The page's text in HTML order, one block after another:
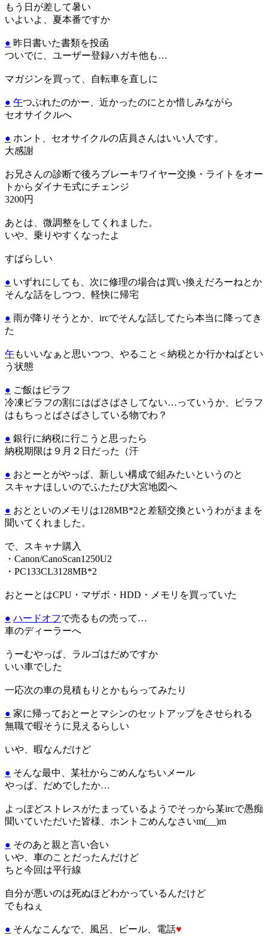
もう日が差して暑い
いよいよ、夏本番ですか
● 昨日書いた書類を投函
ついでに、ユーザー登録ハガキ他も…
マガジンを買って、自転車を直しに
● 午つぶれたのかー、近かったのにとか惜しみながら
セオサイクルへ
● ホント、セオサイクルの店員さんはいい人です。
大感謝
お兄さんの診断で後ろブレーキワイヤー交換・ライトをオー
トからダイナモ式にチェンジ
3200円
あとは、微調整をしてくれました。
いや、乗りやすくなったよ
すばらしい
● いずれにしても、次に修理の場合は買い換えだろーねとか
そんな話をしつつ、軽快に帰宅
● 雨が降りそうとか、ircでそんな話してたら本当に降ってき
た
午もいいなぁと思いつつ、やること＜納税とか行かねばとい
う状態
● ご飯はピラフ
冷凍ピラフの割にはぱさぱさしてない…っていうか、ピラフ
はもちっとぱさぱさしている物でわ？
● 銀行に納税に行こうと思ったら
納税期限は９月２日だった（汗
● おとーとがやっぱ、新しい構成で組みたいというのと
スキャナほしいのでふたたび大宮地図へ
● おとといのメモリは128MB*2と差額交換というわがままを
聞いてくれました。
で、スキャナ購入
・Canon/CanoScan1250U2
・PC133CL3128MB*2
おとーとはCPU・マザボ・HDD・メモリを買っていた
● ハードオフで売るもの売って…
車のディーラーへ
うーむやっぱ、ラルゴはだめですか
いい車でした
一応次の車の見積もりとかもらってみたり
● 家に帰っておとーとマシンのセットアップをさせられる
無職で暇そうに見えるらしい
いや、暇なんだけど
● そんな最中、某社からごめんなちいメール
やっぱ、だめでしたか…
よっぽどストレスがたまっているようでそっから某ircで愚痴
聞いていただいた皆様、ホントごめんなさいm(__)m
● そのあと親と言い合い
いや、車のことだったんだけど
ちと今回は平行線
自分が悪いのは死ぬほどわかっているんだけど
でもねぇ
● そんなこんなで、風呂、ビール、電話♥